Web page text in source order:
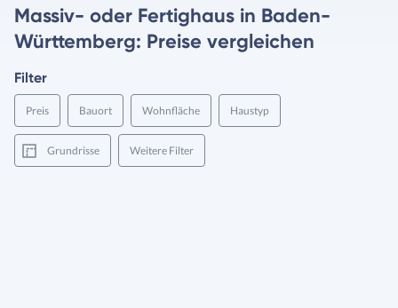
Massiv- oder Fertighaus in Baden-
Württemberg: Preise vergleichen
Filter
Preis Bauort Wohnfläche Haustyp
Grundrisse Weitere Filter